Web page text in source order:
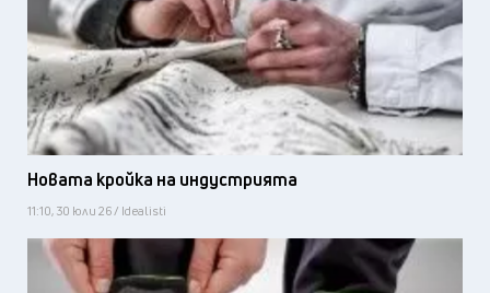
Новата кройка на индустрията
11:10, 30 юли 26 / Idealisti